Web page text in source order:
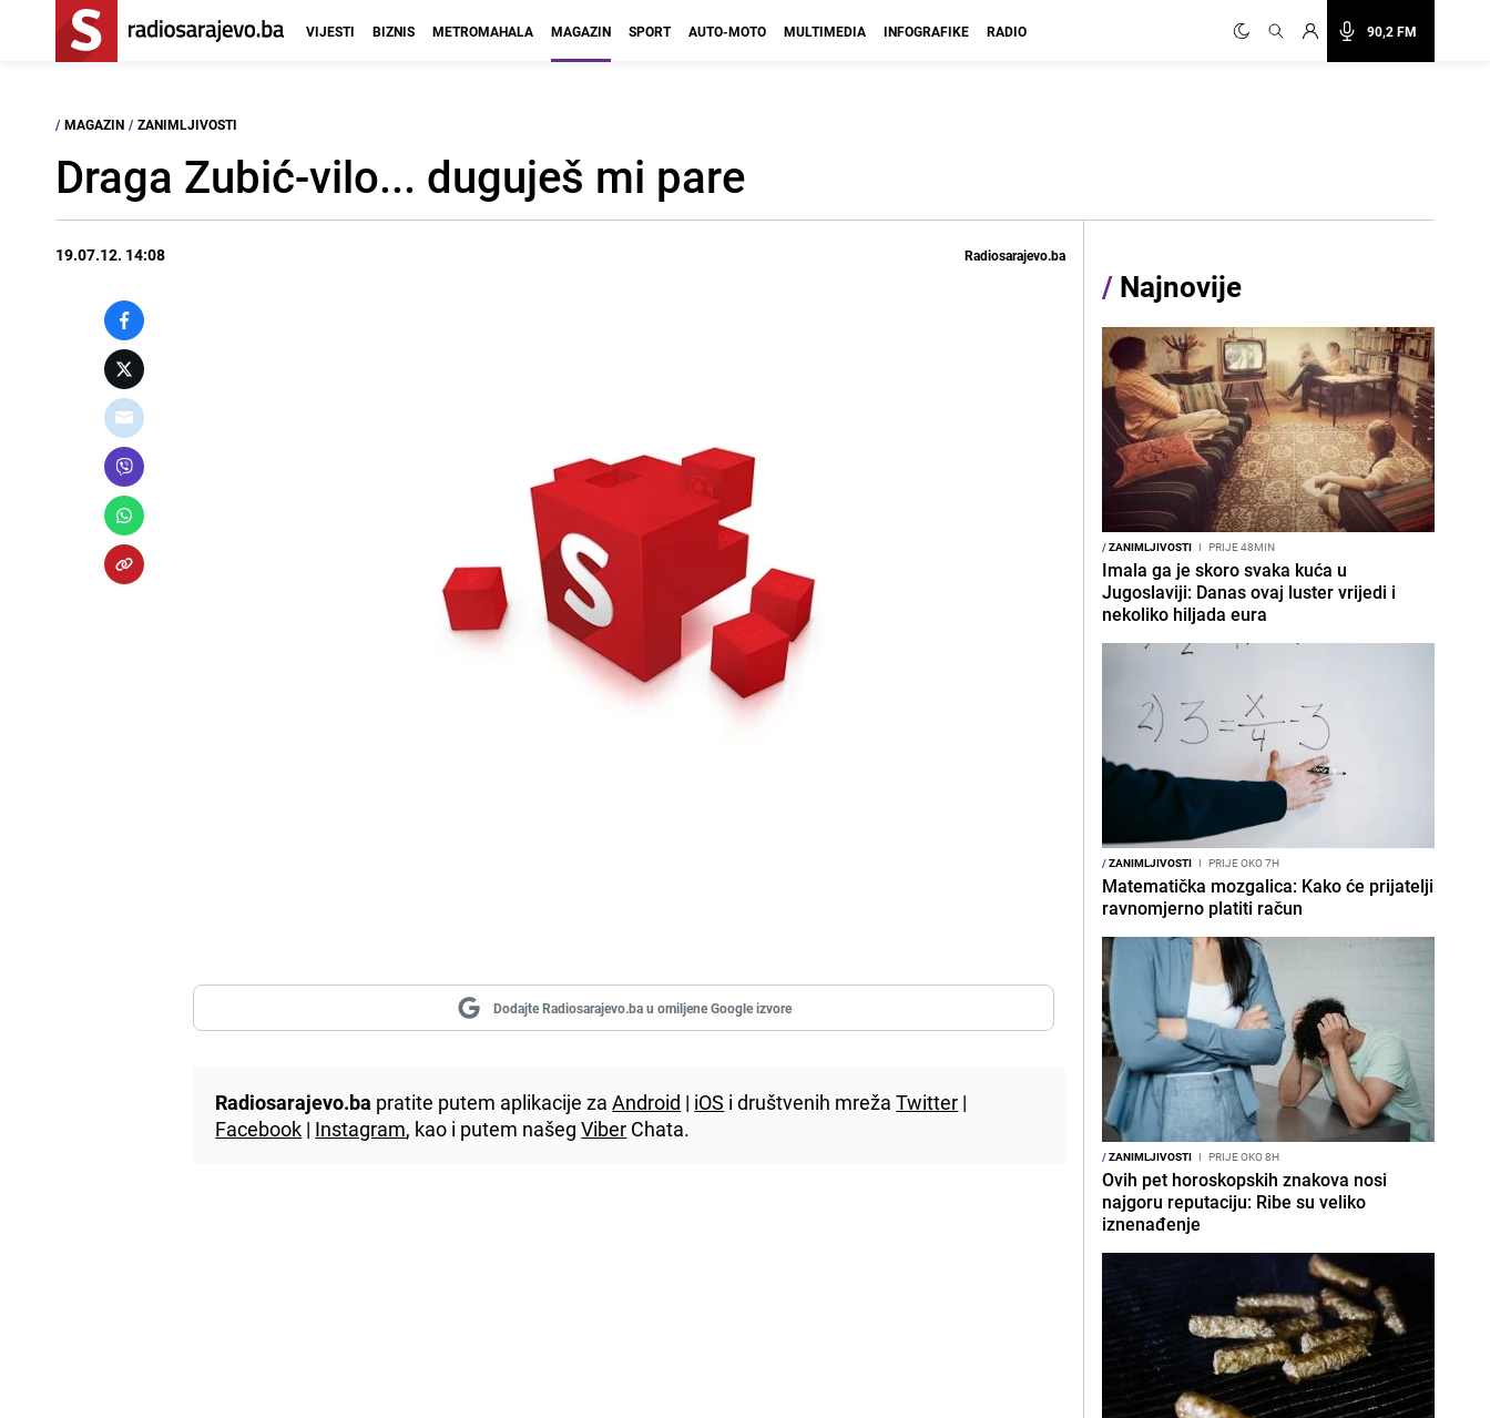
90,2 FM
VIJESTI BIZNIS METROMAHALA MAGAZIN SPORT AUTO-MOTO MULTIMEDIA INFOGRAFIKE RADIO
/ MAGAZIN / ZANIMLJIVOSTI
Draga Zubić-vilo... duguješ mi pare
19.07.12. 14:08 Radiosarajevo.ba
Dodajte Radiosarajevo.ba u omiljene Google izvore
Radiosarajevo.ba pratite putem aplikacije zaAndroid | iOS i društvenih mrežaTwitter |
Facebook | Instagram, kao i putem našegViber Chata.
/ Najnovije
/ZANIMLJIVOSTI I PRIJE 48MIN
Imala ga je skoro svaka kuća u
Jugoslaviji: Danas ovaj luster vrijedi i
nekoliko hiljada eura
/ZANIMLJIVOSTI I PRIJE OKO 7H
Matematička mozgalica: Kako će prijatelji
ravnomjerno platiti račun
/ZANIMLJIVOSTI I PRIJE OKO 8H
Ovih pet horoskopskih znakova nosi
najgoru reputaciju: Ribe su veliko
iznenađenje